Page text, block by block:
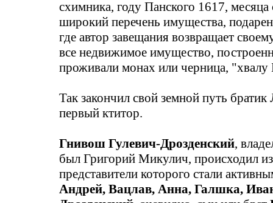
схимника, году Панского 1617,
широкий перечень имущества,
где автор завещания возвращает
все недвижимое имущество,
проживали монах или черница, "хвалу
Так закончил свой земной путь
первый ктитор.
Гнивош Гулевич-Дрозденский,
был Григорий Микулич, происходил
представители которого стали
Андрей,Вацлав, Анна,Галшка,